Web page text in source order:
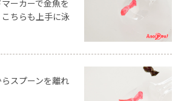
ーカーで金魚を
ちらも上手に泳
スプーンを離れ